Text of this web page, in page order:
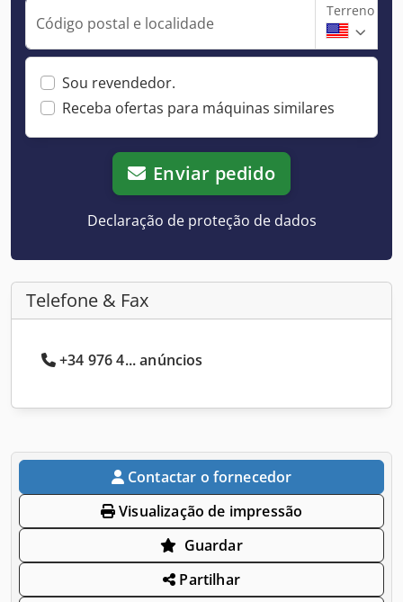
Código postal e localidade
Terreno
Sou revendedor.
Receba ofertas para máquinas similares
Enviar pedido
Declaração de proteção de dados
Telefone & Fax
+34 976 4... anúncios
Contactar o fornecedor
Visualização de impressão
Guardar
Partilhar